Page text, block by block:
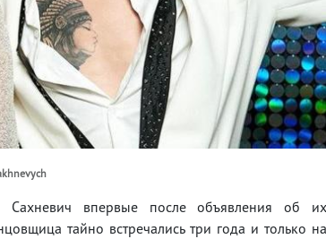
Сахневич впервые после объявления об их
тайно встречались три года и только на